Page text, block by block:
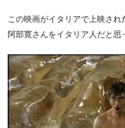
この映画がイタリアで上映され
阿部寛さんをイタリア人だと思